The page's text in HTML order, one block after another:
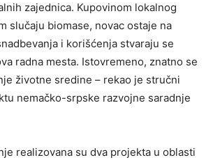
zajednica. Kupovinom lokalnog
slučaju biomase, novac ostaje na
i korišćenja stvaraju se
radna mesta. Istovremeno, znatno se
životne sredine – rekao je stručni
nemačko-srpske razvojne saradnje
realizovana su dva projekta u oblasti